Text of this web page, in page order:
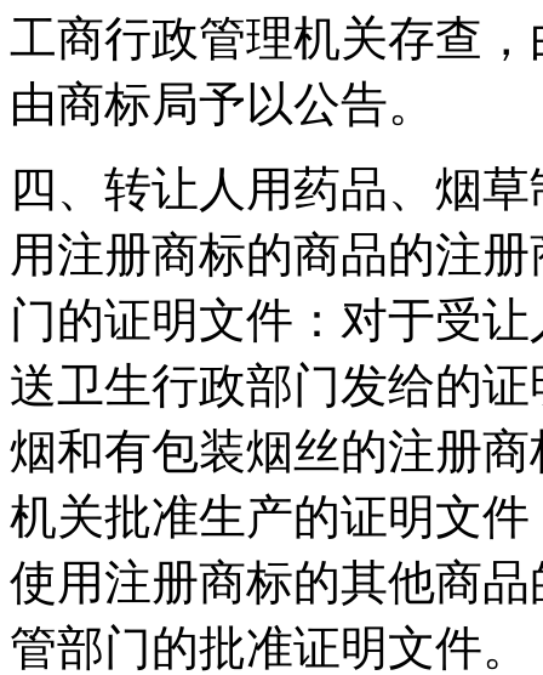
工商行政管理机关存查
由商标局予以公告。
四、转让人用药品、烟
用注册商标的商品的注
门的证明文件：对于受
送卫生行政部门发给的
烟和有包装烟丝的注册
机关批准生产的证明文
使用注册商标的其他商
管部门的批准证明文件。